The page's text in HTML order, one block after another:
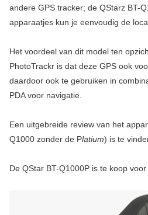
andere GPS tracker; de QStarz BT-
apparaatjes kun je eenvoudig de
Het voordeel van dit model ten
PhotoTrackr is dat deze GPS ook
daardoor ook te gebruiken in
PDA voor navigatie.
Een uitgebreide review van het
Q1000 zonder de Platium) is te
De QStar BT-Q1000P is te koop